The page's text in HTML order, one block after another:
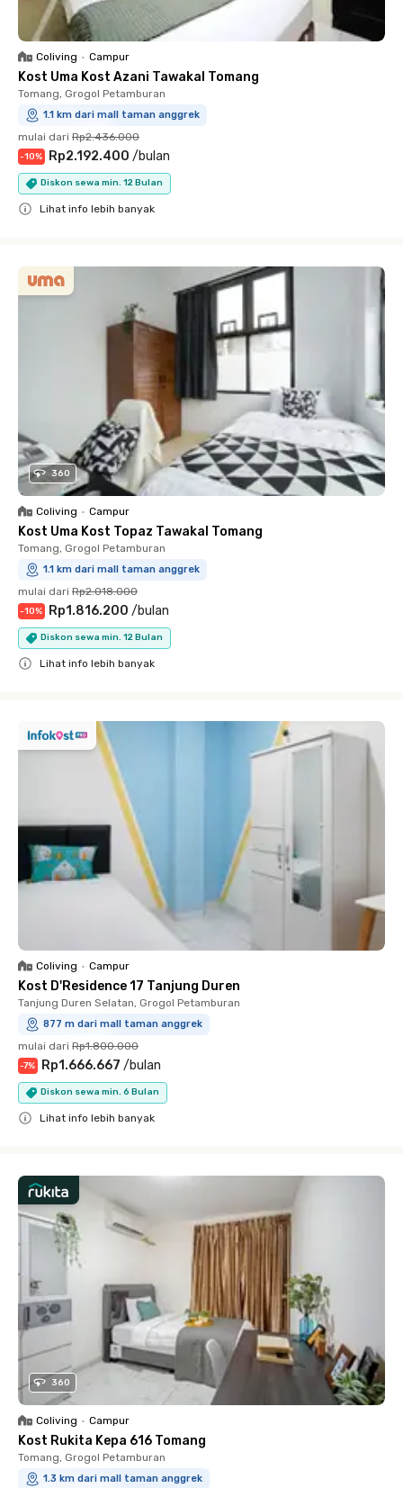
Coliving • Campur
Kost Uma Kost Azani Tawakal Tomang
Tomang, Grogol Petamburan
1.1 km dari mall taman anggrek
mulai dari Rp2.436.000
-10% Rp2.192.400 /bulan
Diskon sewa min. 12 Bulan
Lihat info lebih banyak
360
Coliving • Campur
Kost Uma Kost Topaz Tawakal Tomang
Tomang, Grogol Petamburan
1.1 km dari mall taman anggrek
mulai dari Rp2.018.000
-10% Rp1.816.200 /bulan
Diskon sewa min. 12 Bulan
Lihat info lebih banyak
Coliving • Campur
Kost D'Residence 17 Tanjung Duren
Tanjung Duren Selatan, Grogol Petamburan
877 m dari mall taman anggrek
mulai dari Rp1.800.000
-7% Rp1.666.667 /bulan
Diskon sewa min. 6 Bulan
Lihat info lebih banyak
360
Coliving • Campur
Kost Rukita Kepa 616 Tomang
Tomang, Grogol Petamburan
1.3 km dari mall taman anggrek